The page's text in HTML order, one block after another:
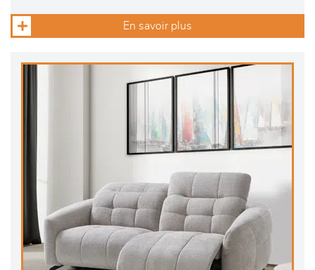
En savoir plus